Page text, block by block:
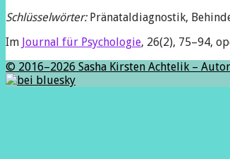
Schlüsselwörter:Pränataldiagnostik,
Im Journal für Psychologie, 26(2), 75–94,
© 2016–2026 Sasha Kirsten Achtelik –